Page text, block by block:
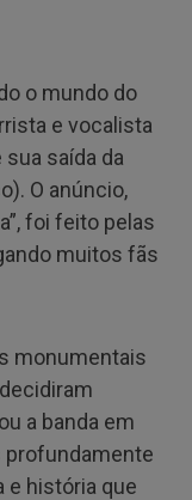
o mundo do
e vocalista
saída da
O anúncio,
foi feito pelas
muitos fãs
monumentais
a banda em
profundamente
e história que